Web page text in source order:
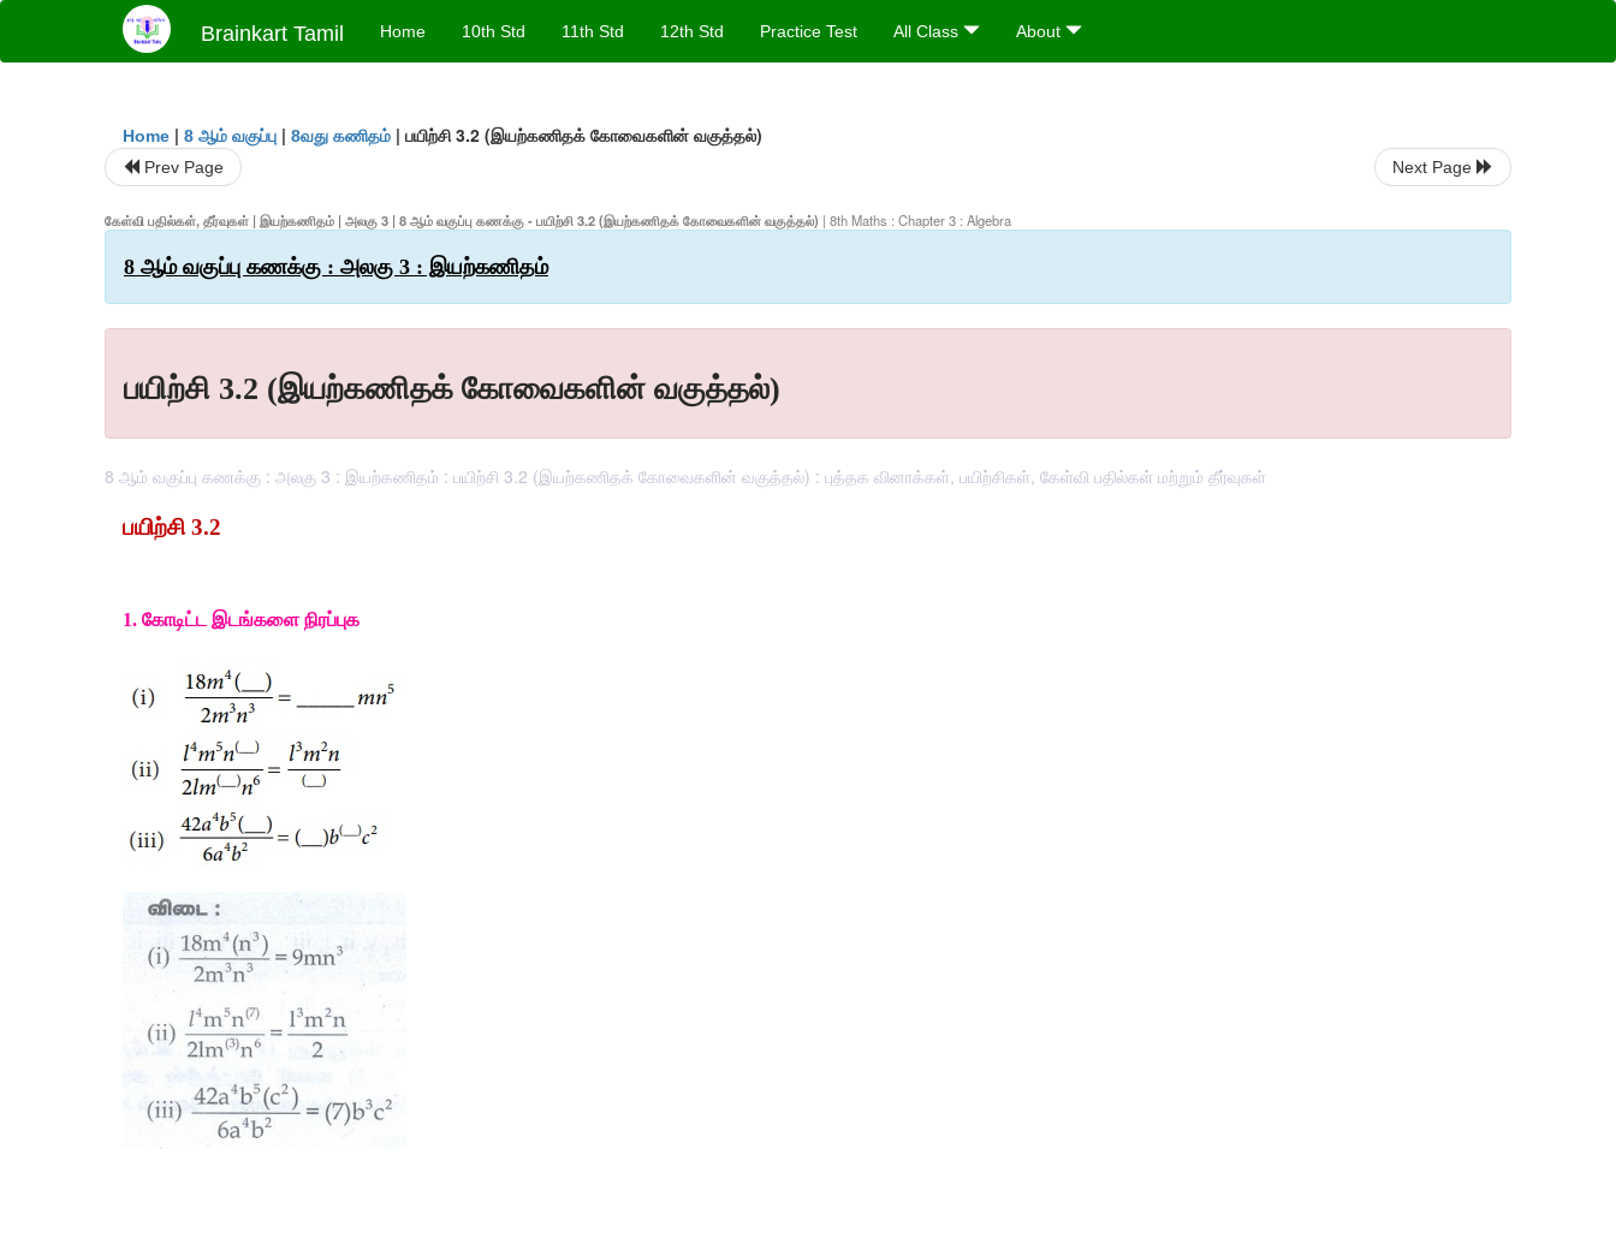
Brainkart Tamil Home 10th Std 11th Std 12th Std Practice Test All Class About
Home | 8 ஆம் வகுப்பு | 8வது கணிதம் | பயிற்சி 3.2 (இயற்கணிதக் கோவைகளின் வகுத்தல்)
Prev Page Next Page
கேள்வி பதில்கள், தீர்வுகள் | இயற்கணிதம் | அலகு 3 | 8 ஆம் வகுப்பு கணக்கு - பயிற்சி 3.2 (இயற்கணிதக் கோவைகளின் வகுத்தல்) | 8th Maths : Chapter 3 : Algebra
8 ஆம் வகுப்பு கணக்கு : அலகு 3 : இயற்கணிதம்
பயிற்சி 3.2 (இயற்கணிதக் கோவைகளின் வகுத்தல்)
8 ஆம் வகுப்பு கணக்கு : அலகு 3 : இயற்கணிதம் : பயிற்சி 3.2 (இயற்கணிதக் கோவைகளின் வகுத்தல்) : புத்தக வினாக்கள், பயிற்சிகள், கேள்வி பதில்கள் மற்றும் தீர்வுகள்
பயிற்சி 3.2
1. கோடிட்ட இடங்களை நிரப்புக